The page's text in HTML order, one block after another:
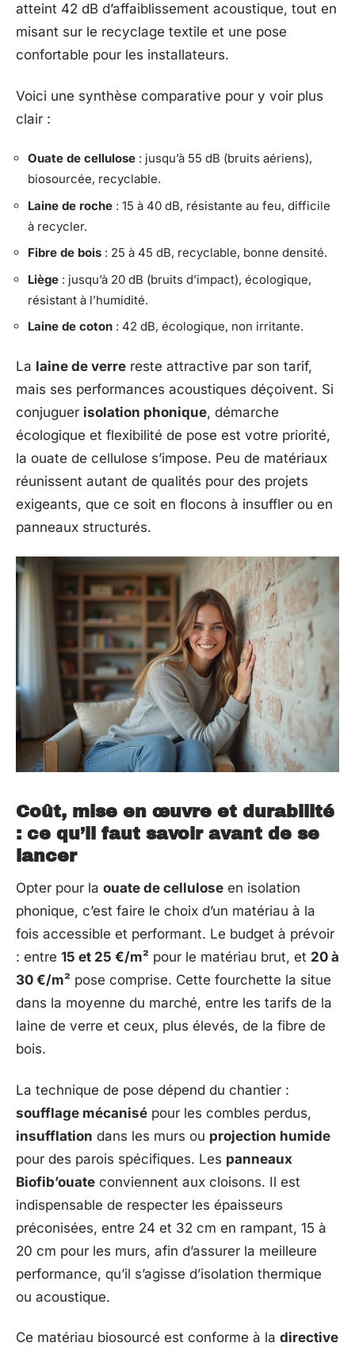
atteint 42 dB d’affaiblissement acoustique, tout en
misant sur le recyclage textile et une pose
confortable pour les installateurs.
Voici une synthèse comparative pour y voir plus
clair :
Ouate de cellulose : jusqu’à 55 dB (bruits aériens),
biosourcée, recyclable.
Laine de roche : 15 à 40 dB, résistante au feu, difficile
à recycler.
Fibre de bois : 25 à 45 dB, recyclable, bonne densité.
Liège : jusqu’à 20 dB (bruits d’impact), écologique,
résistant à l’humidité.
Laine de coton : 42 dB, écologique, non irritante.
La laine de verre reste attractive par son tarif,
mais ses performances acoustiques déçoivent. Si
conjuguer isolation phonique, démarche
écologique et flexibilité de pose est votre priorité,
la ouate de cellulose s’impose. Peu de matériaux
réunissent autant de qualités pour des projets
exigeants, que ce soit en flocons à insuffler ou en
panneaux structurés.
Coût, mise en œuvre et durabilité
: ce qu’il faut savoir avant de se
lancer
Opter pour la ouate de cellulose en isolation
phonique, c’est faire le choix d’un matériau à la
fois accessible et performant. Le budget à prévoir
: entre 15 et 25 €/m² pour le matériau brut, et 20 à
30 €/m² pose comprise. Cette fourchette la situe
dans la moyenne du marché, entre les tarifs de la
laine de verre et ceux, plus élevés, de la fibre de
bois.
La technique de pose dépend du chantier :
soufflage mécanisé pour les combles perdus,
insufflation dans les murs ou projection humide
pour des parois spécifiques. Les panneaux
Biofib’ouate conviennent aux cloisons. Il est
indispensable de respecter les épaisseurs
préconisées, entre 24 et 32 cm en rampant, 15 à
20 cm pour les murs, afin d’assurer la meilleure
performance, qu’il s’agisse d’isolation thermique
ou acoustique.
Ce matériau biosourcé est conforme à la directive